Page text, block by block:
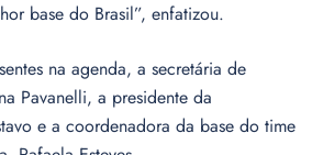
base do Brasil”, enfatizou.
na agenda, a secretária de
Pavanelli, a presidente da
e a coordenadora da base do time